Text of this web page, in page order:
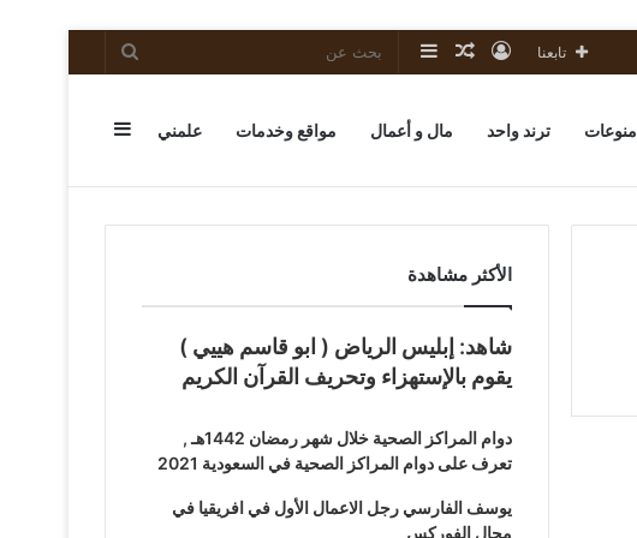
بحث
إضافة
جانبي
مقالتسجيل
تابعنا
منوعات ترند واحد مال و أعمال مواقع وخدمات علمني إضافة
الأكثر مشاهدة
شاهد: إبليس الرياض ( ابو قاسم هييي )
يقوم بالإستهزاء وتحريف القرآن الكريم
دوام المراكز الصحية خلال شهر رمضان 1442هـ ,
تعرف على دوام المراكز الصحية في السعودية 2021
يوسف الفارسي رجل الاعمال الأول في افريقيا في
مجال الفوركس